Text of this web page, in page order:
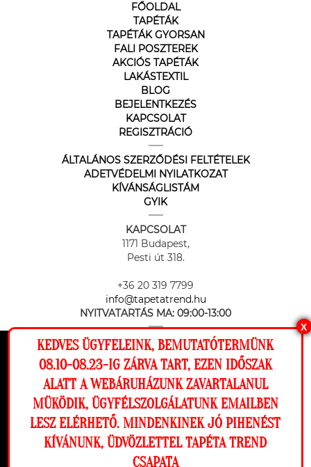
Ez a weboldal cookie-kat használ, hogy a
lehető legjobb élményt nyújtsa honlapunkon.
Beállítások
Elutasítom Engedélyezem
FŐOLDAL
TAPÉTÁK
TAPÉTÁK GYORSAN
FALI POSZTEREK
AKCIÓS TAPÉTÁK
LAKÁSTEXTIL
BLOG
BEJELENTKEZÉS
KAPCSOLAT
REGISZTRÁCIÓ
ÁLTALÁNOS SZERZŐDÉSI FELTÉTELEK
ADETVÉDELMI NYILATKOZAT
KÍVÁNSÁGLISTÁM
GYIK
KAPCSOLAT
1171 Budapest,
Pesti út 318.
+36 20 319 7799
info@tapetatrend.hu
NYITVATARTÁS MA: 09:00-13:00
Az online fizetést a Barion Payment Zrt. biztosítja, MNB engedély
száma: H-EN-I-1064/2013
X
KEDVES ÜGYFELEINK, BEMUTATÓTERMÜNK
08.10-08.23-IG ZÁRVA TART, EZEN IDŐSZAK
ALATT A WEBÁRUHÁZUNK ZAVARTALANUL
MÜKÖDIK, ÜGYFÉLSZOLGÁLATUNK EMAILBEN
LESZ ELÉRHETŐ. MINDENKINEK JÓ PIHENÉST
KÍVÁNUNK, ÜDVÖZLETTEL TAPÉTA TREND
CSAPATA